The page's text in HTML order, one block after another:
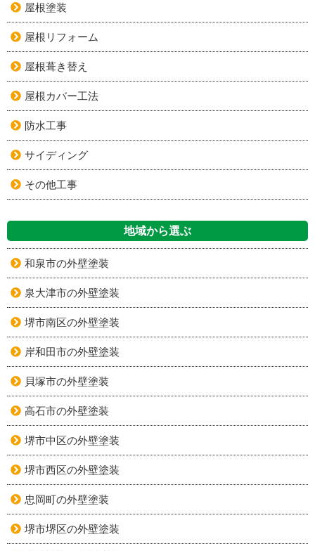
屋根塗装
屋根リフォーム
屋根葺き替え
屋根カバー工法
防水工事
サイディング
その他工事
地域から選ぶ
和泉市の外壁塗装
泉大津市の外壁塗装
堺市南区の外壁塗装
岸和田市の外壁塗装
貝塚市の外壁塗装
高石市の外壁塗装
堺市中区の外壁塗装
堺市西区の外壁塗装
忠岡町の外壁塗装
堺市堺区の外壁塗装